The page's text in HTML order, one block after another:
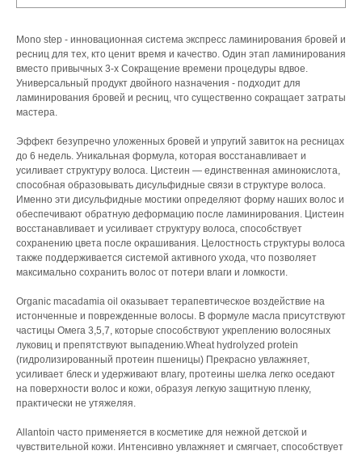
Mono step - инновационная система экспресс ламинирования бровей и
ресниц для тех, кто ценит время и качество. Один этап ламинирования
вместо привычных 3-x Сокращение времени процедуры вдвое.
Универсальный продукт двойного назначения - подходит для
ламинирования бровей и ресниц, что существенно сокращает затраты
мастера.
Эффект безупречно уложенных бровей и упругий завиток на ресницах
до 6 недель. Уникальная формула, которая восстанавливает и
усиливает структуру волоса. Цистеин — единственная аминокислота,
способная образовывать дисульфидные связи в структуре волоса.
Именно эти дисульфидные мостики определяют форму наших волос и
обеспечивают обратную деформацию после ламинирования. Цистеин
восстанавливает и усиливает структуру волоса, способствует
сохранению цвета после окрашивания. Целостность структуры волоса
также поддерживается системой активного ухода, что позволяет
максимально сохранить волос от потери влаги и ломкости.
Organic macadamia oil оказывает терапевтическое воздействие на
истонченные и поврежденные волосы. В формуле масла присутствуют
частицы Омега 3,5,7, которые способствуют укреплению волосяных
луковиц и препятствуют выпадению.Wheat hydrolyzed protein
(гидролизированный протеин пшеницы) Прекрасно увлажняет,
усиливает блеск и удерживают влагу, протеины шелка легко оседают
на поверхности волос и кожи, образуя легкую защитную пленку,
практически не утяжеляя.
Allantoin часто применяется в косметике для нежной детской и
чувствительной кожи. Интенсивно увлажняет и смягчает, способствует